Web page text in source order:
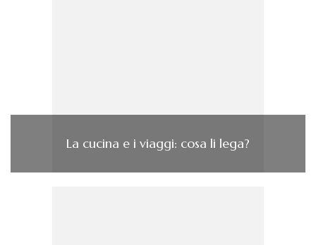
La cucina e i viaggi: cosa li lega?